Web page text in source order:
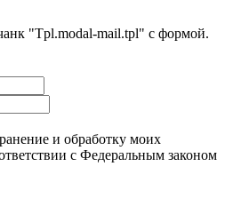
"Tpl.modal-mail.tpl" с формой.
и обработку моих
с Федеральным законом